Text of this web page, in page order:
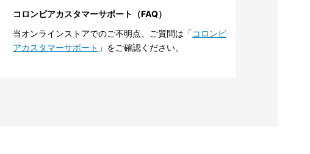
コロンビアカスタマーサポート（FAQ）
当オンラインストアでのご不明点、ご質問は「コロンビ
アカスタマーサポート 」をご確認ください。